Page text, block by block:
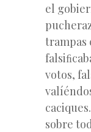
el
trampas
votos,
sobre